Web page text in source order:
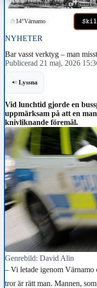
14°Värnamo
NYHETER
Bar vasst verktyg – man
Publicerad 21 maj, 2026
Lyssna
Vid lunchtid gjorde en
uppmärksam på att en
knivliknande föremål.
Genrebild: David Alin
– Vi letade igenom Värnamo
tror är rätt man. Mannen,